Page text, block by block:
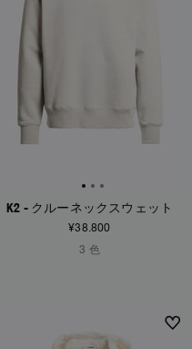
K2 - クルーネックスウェット
¥38.800
3 色